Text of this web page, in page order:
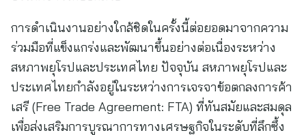
การดำเนินงานอย่างใกล้ชิดในครั้งนี้ต่อยอดมาจากความ
ร่วมมือที่แข็งแกร่งและพัฒนาขึ้นอย่างต่อเนื่องระหว่าง
สหภาพยุโรปและประเทศไทย ปัจจุบัน สหภาพยุโรปและ
ประเทศไทยกำลังอยู่ในระหว่างการเจรจาข้อตกลงการค้า
เสรี (Free Trade Agreement: FTA) ที่ทันสมัยและสมดุล
เพื่อส่งเสริมการบูรณาการทางเศรษฐกิจในระดับที่ลึกซึ้ง